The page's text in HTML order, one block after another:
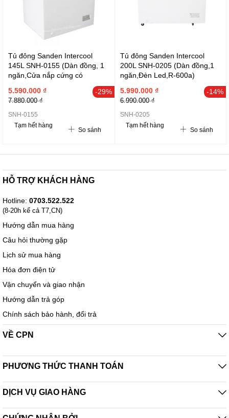
Tủ đông Sanden Intercool
145L SNH-0155 (Dàn đồng, 1
ngăn,Cửa nắp cứng có
-29%
5.590.000 ₫
7.880.000 ₫
SNH-0155
Tạm hết hàng
So sánh
Tủ đông Sanden Intercool
200L SNH-0205 (Dàn đồng,1
ngăn,Đèn Led,R-600a)
-14%
5.990.000 ₫
6.990.000 ₫
SNH-0205
Tạm hết hàng
So sánh
HỖ TRỢ KHÁCH HÀNG
Hotline: 0703.522.522
(8-20h kể cả T7,CN)
Hướng dẫn mua hàng
Câu hỏi thường gặp
Lịch sử mua hàng
Hóa đơn điện tử
Vận chuyển và giao nhận
Hướng dẫn trả góp
Chính sách bảo hành, đổi trả
VỀ CPN
PHƯƠNG THỨC THANH TOÁN
DỊCH VỤ GIAO HÀNG